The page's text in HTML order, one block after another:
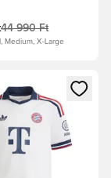
44 990 Ft
Medium, X-Large
a tagként
modált a